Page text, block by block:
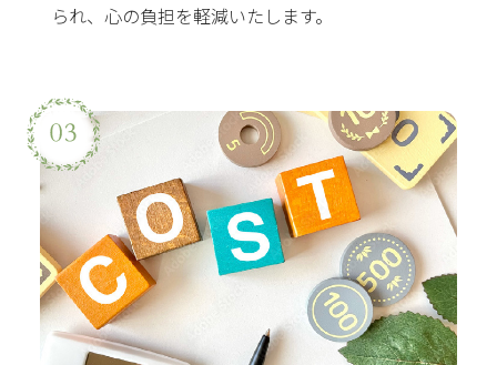
られ、心の負担を軽減いたします。